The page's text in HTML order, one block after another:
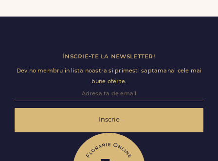
livrare pentru Băcăoani.
Inscrie-te la newsletter!
Devino membru in lista noastra si primesti saptamanal cele mai
bune oferte.
Inscrie